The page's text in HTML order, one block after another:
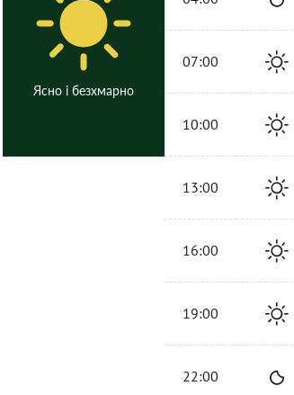
Ясно і безхмарно
07:00
10:00
13:00
16:00
19:00
22:00